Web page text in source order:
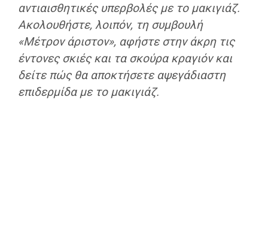
αντιαισθητικές υπερβολές με το μακιγιάζ.
Ακολουθήστε, λοιπόν, τη συμβουλή
«Μέτρον άριστον», αφήστε στην άκρη τις
έντονες σκιές και τα σκούρα κραγιόν και
δείτε πώς θα αποκτήσετε αψεγάδιαστη
επιδερμίδα με το μακιγιάζ.